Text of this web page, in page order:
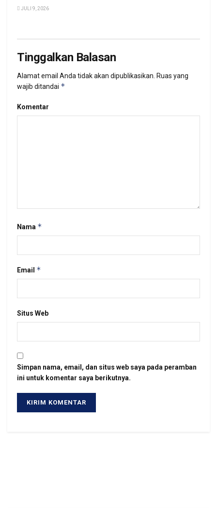
JULI 9, 2026
Tinggalkan Balasan
Alamat email Anda tidak akan dipublikasikan. Ruas yang
wajib ditandai *
Komentar
Nama *
Email *
Situs Web
Simpan nama, email, dan situs web saya pada peramban
ini untuk komentar saya berikutnya.